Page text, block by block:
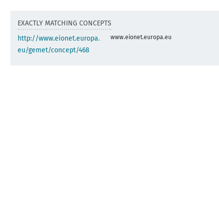
EXACTLY MATCHING CONCEPTS
http://www.eionet.europa.
eu/gemet/concept/468
www.eionet.europa.eu